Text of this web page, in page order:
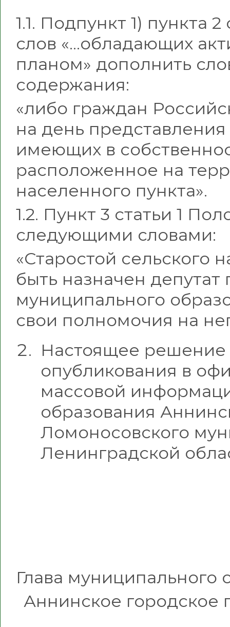
1.1. Подпункт 1) пункта
слов «…обладающих
планом» дополнить
содержания:
«либо граждан
на день
имеющих в
расположенное на
населенного пункта».
1.2. Пункт 3 статьи 1
следующими словами:
«Старостой сельского
быть назначен депутат
муниципального
свои полномочия на
Настоящее решение
опубликования в
массовой
образования
Ломоносовского
Ленинградской
Глава муниципального
Аннинское